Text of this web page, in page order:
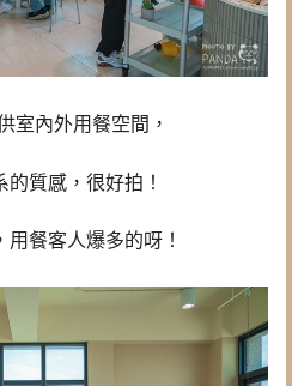
室內外用餐空間，
質感，很好拍！
餐客人爆多的呀！